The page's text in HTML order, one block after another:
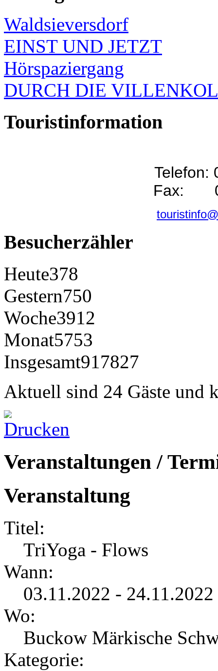
Waldsieversdorf
EINST UND JETZT
Hörspaziergang
DURCH DIE
Touristinformation
Telefon:
Fax:
Besucherzähler
Heute378
Gestern750
Woche3912
Monat5753
Insgesamt917827
Aktuell sind 24 Gäste und
Veranstaltungen /
Veranstaltung
Titel:
TriYoga - Flows
Wann:
03.11.2022 -
Wo:
Buckow Märkische
Kategorie: